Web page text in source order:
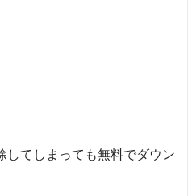
してしまっても無料でダウン